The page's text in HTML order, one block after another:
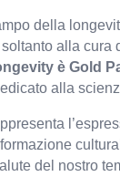
della
alla
è Gold
alla
del nostro